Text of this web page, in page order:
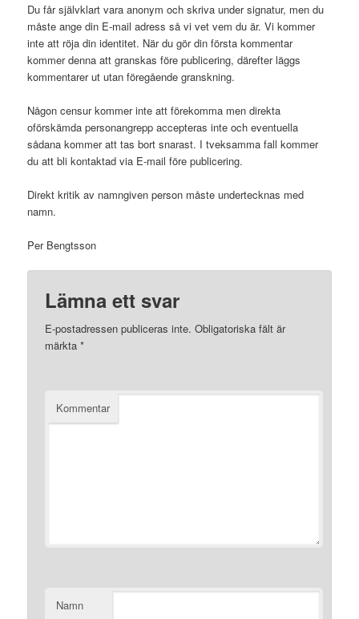
Du får självklart vara anonym och skriva under signatur, men du
måste ange din E-mail adress så vi vet vem du är. Vi kommer
inte att röja din identitet. När du gör din första kommentar
kommer denna att granskas före publicering, därefter läggs
kommentarer ut utan föregående granskning.
Någon censur kommer inte att förekomma men direkta
oförskämda personangrepp accepteras inte och eventuella
sådana kommer att tas bort snarast. I tveksamma fall kommer
du att bli kontaktad via E-mail före publicering.
Direkt kritik av namngiven person måste undertecknas med
namn.
Per Bengtsson
Lämna ett svar
E-postadressen publiceras inte. Obligatoriska fält är
märkta*
Kommentar
Namn